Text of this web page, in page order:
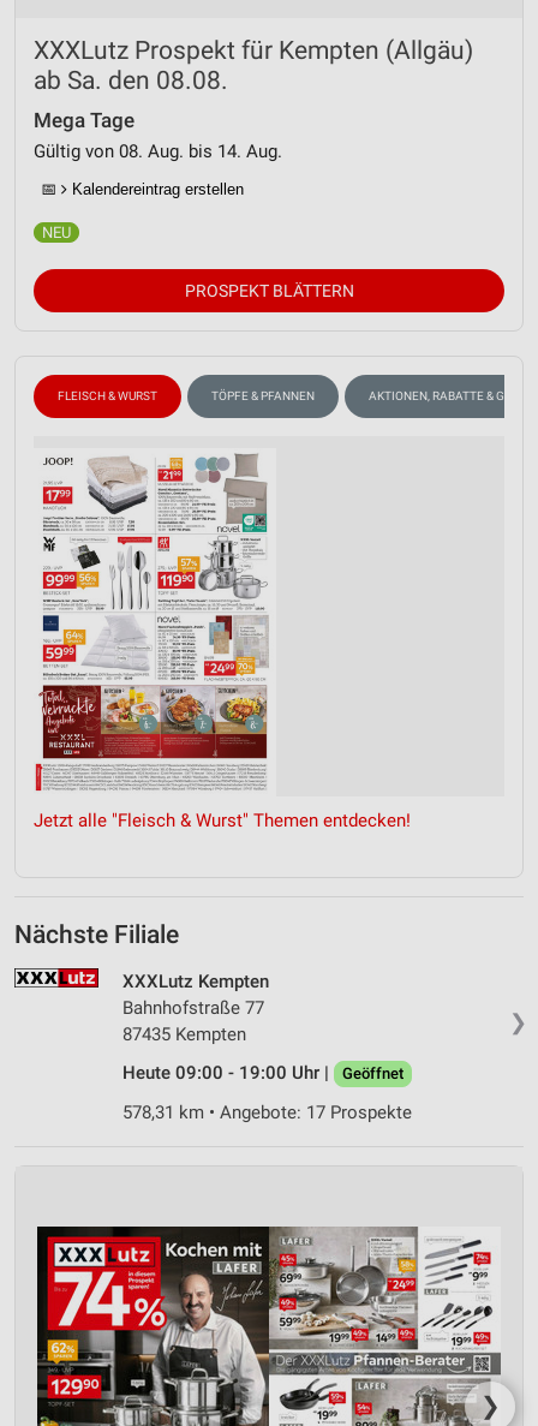
XXXLutz Prospekt für Kempten (Allgäu)
ab Sa. den 08.08.
Mega Tage
Gültig von 08. Aug. bis 14. Aug.
📅 Kalendereintrag erstellen
PROSPEKT BLÄTTERN
FLEISCH & WURST TÖPFE & PFANNEN AKTIONEN, RABATTE &
Jetzt alle "Fleisch & Wurst" Themen entdecken!
Nächste Filiale
❯
XXXLutz Kempten
Bahnhofstraße 77
87435 Kempten
Heute 09:00 - 19:00 Uhr |
Geöffnet
578,31 km • Angebote: 17 Prospekte
❯